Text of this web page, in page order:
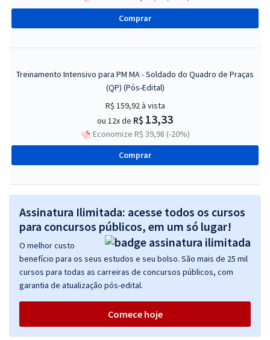
Comprar
Treinamento Intensivo para PM MA - Soldado do Quadro de Praças
(QP) (Pós-Edital)
R$ 159,92à vista
ou 12x de R$ 13,33
Economize R$ 39,98 (-20%)
Comprar
Assinatura Ilimitada: acesse todos os cursos
para concursos públicos, em um só lugar!
O melhor custo
benefício para os seus estudos e seu bolso. São mais de 25 mil
cursos para todas as carreiras de concursos públicos, com
garantia de atualização pós-edital.
Comece hoje